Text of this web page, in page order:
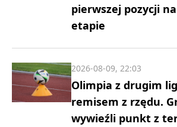
pierwszej pozycji
etapie
Olimpia z drugim
remisem z rzędu.
wywieźli punkt z
2026-08-09, 22:03